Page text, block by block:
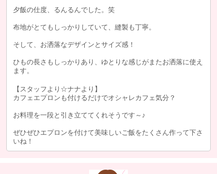
夕飯の仕度、るんるんでした。笑
布地がとてもしっかりしていて、縫製も丁寧。
そして、お洒落なデザインとサイズ感！
ひもの長さもしっかりあり、ゆとりな感じがまたお洒落に使え
ます。
【スタッフより☆ナナより】
カフェエプロンも付けるだけでオシャレカフェ気分？
お料理を一段と引き立ててくれそうです～♪
ぜひぜひエプロンを付けて美味しいご飯をたくさん作って下さ
いね！